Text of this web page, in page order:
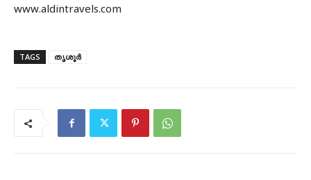
www.aldintravels.com
TAGS തൃശൂർ